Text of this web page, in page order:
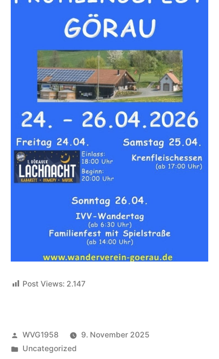
Post Views: 2.147
Veröffentlicht
von
WVG1958
9. November 2025
Veröffentlicht
Uncategorized